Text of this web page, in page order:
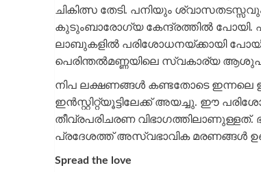
ചികിത്സ തേടി. പനിയും
കുടുംബാരോഗ്യ കേന്ദ്രത്തില്‍ പോയി.
ലാബുകളില്‍ പരിശോധനയ്ക്കായി
പെരിന്തല്‍മണ്ണയിലെ സ്വകാര്യ
നിപ ലക്ഷണങ്ങള്‍ കണ്ടതോടെ ഇന്നലെ
ഇന്‍സ്റ്റിറ്റ്യൂട്ടിലേക്ക് അയച്ചു. ഈ
തീവ്രപരിചരണ വിഭാഗത്തിലാണുള്ളത്.
പ്രദേശത്ത് അസ്വഭാവിക മരണങ്ങള്‍
Spread the love